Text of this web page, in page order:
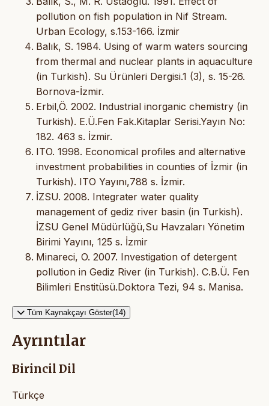
pollution on fish population in Nif Stream.
Urban Ecology, s.153-166. İzmir
Balık, S. 1984. Using of warm waters sourcing
from thermal and nuclear plants in aquaculture
(in Turkish). Su Ürünleri Dergisi.1 (3), s. 15-26.
Bornova-İzmir.
Erbil,Ö. 2002. Industrial inorganic chemistry (in
Turkish). E.Ü.Fen Fak.Kitaplar Serisi.Yayın No:
182. 463 s. İzmir.
ITO. 1998. Economical profiles and alternative
investment probabilities in counties of İzmir (in
Turkish). ITO Yayını,788 s. İzmir.
İZSU. 2008. Integrater water quality
management of gediz river basin (in Turkish).
İZSU Genel Müdürlüğü,Su Havzaları Yönetim
Birimi Yayını, 125 s. İzmir
Minareci, O. 2007. Investigation of detergent
pollution in Gediz River (in Turkish). C.B.Ü. Fen
Bilimleri Enstitüsü.Doktora Tezi, 94 s. Manisa.
Tüm Kaynakçayı Göster(14)
Ayrıntılar
Birincil Dil
Türkçe